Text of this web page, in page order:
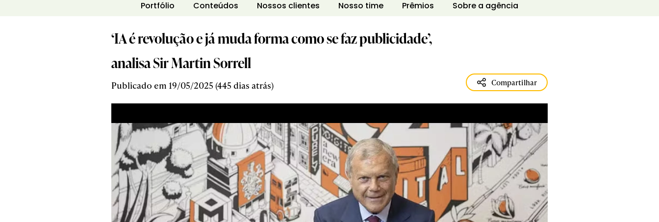
Portfólio Conteúdos Nossos clientes Nosso time Prêmios Sobre a agência
‘IA é revolução e já muda forma como se faz publicidade’,
analisa Sir Martin Sorrell
Publicado em 19/05/2025 (445 dias atrás) Compartilhar